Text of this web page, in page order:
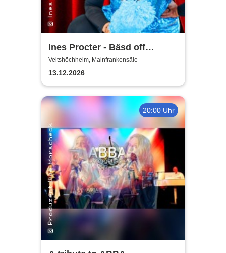
Ines Procter - Bäsd off
"Närrische Putzfraa"
Veitshöchheim, Mainfrankensäle
13.12.2026
20:00 Uhr